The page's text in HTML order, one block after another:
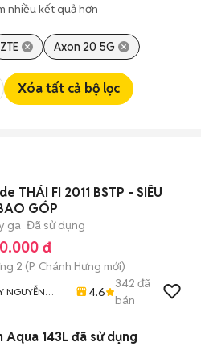
nhiều kết quả hơn
ZTE Axon 20 5G
Xóa tất cả bộ lọc
THÁI FI 2011 BSTP - SIÊU
GÓP
ga Đã sử dụng
đ
2 (P. Chánh Hưng mới)
NGUYỄN
4.6
342 đã
bán
Aqua 143L đã sử dụng